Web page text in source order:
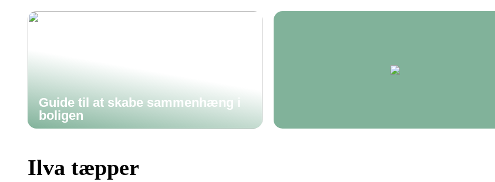
Guide til at skabe sammenhæng i
boligen
Ilva tæpper